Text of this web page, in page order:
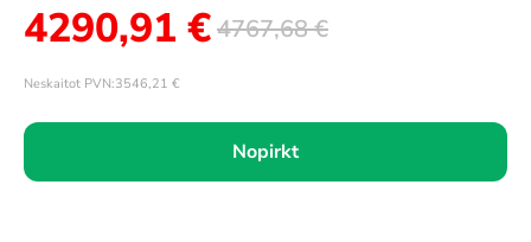
4767,68€
4290,91 €
Neskaitot PVN:3546,21 €
Nopirkt